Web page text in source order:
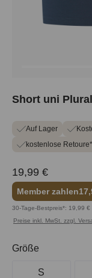
Short uni Plural
Auf Lager
kostenlose Retoure*
19,99 €
Member zahlen
30-Tage-Bestpreis*: 19,99 €
Preise inkl. MwSt. zzgl.
Größe
S